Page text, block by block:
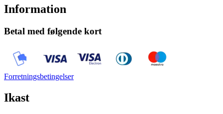
Information
Betal med følgende kort
Forretningsbetingelser
Ikast